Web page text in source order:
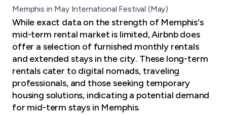
Memphis in May International Festival (May)
While exact data on the strength of Memphis's
mid-term rental market is limited, Airbnb does
offer a selection of furnished monthly rentals
and extended stays in the city. These long-term
rentals cater to digital nomads, traveling
professionals, and those seeking temporary
housing solutions, indicating a potential demand
for mid-term stays in Memphis.